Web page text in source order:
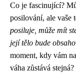
Co je fascinující?
posilování, ale vaše
posiluje, může mít
její tělo bude
moment, kdy vám
váha zůstává